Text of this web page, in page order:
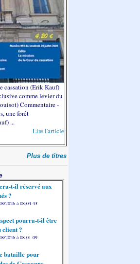
cassation (Erik Kauf)
comme levier du
Commentaire -
une forêt
...
Lire l'article
Plus de titres
t-il réservé aux
?
2026 à 08:04:43
pourra-t-il être
client ?
2026 à 08:01:09
bataille pour